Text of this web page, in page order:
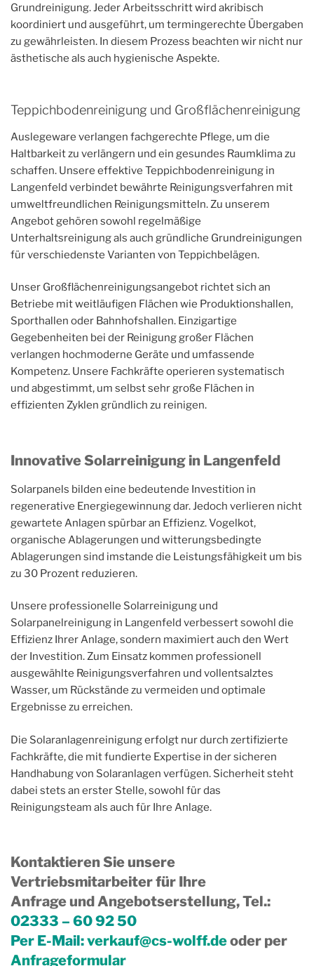
Grundreinigung. Jeder Arbeitsschritt wird akribisch
koordiniert und ausgeführt, um termingerechte Übergaben
zu gewährleisten. In diesem Prozess beachten wir nicht nur
ästhetische als auch hygienische Aspekte.
Teppichbodenreinigung und Großflächenreinigung
Auslegeware verlangen fachgerechte Pflege, um die
Haltbarkeit zu verlängern und ein gesundes Raumklima zu
schaffen. Unsere effektive Teppichbodenreinigung in
Langenfeld verbindet bewährte Reinigungsverfahren mit
umweltfreundlichen Reinigungsmitteln. Zu unserem
Angebot gehören sowohl regelmäßige
Unterhaltsreinigung als auch gründliche Grundreinigungen
für verschiedenste Varianten von Teppichbelägen.
Unser Großflächenreinigungsangebot richtet sich an
Betriebe mit weitläufigen Flächen wie Produktionshallen,
Sporthallen oder Bahnhofshallen. Einzigartige
Gegebenheiten bei der Reinigung großer Flächen
verlangen hochmoderne Geräte und umfassende
Kompetenz. Unsere Fachkräfte operieren systematisch
und abgestimmt, um selbst sehr große Flächen in
effizienten Zyklen gründlich zu reinigen.
Innovative Solarreinigung in Langenfeld
Solarpanels bilden eine bedeutende Investition in
regenerative Energiegewinnung dar. Jedoch verlieren nicht
gewartete Anlagen spürbar an Effizienz. Vogelkot,
organische Ablagerungen und witterungsbedingte
Ablagerungen sind imstande die Leistungsfähigkeit um bis
zu 30 Prozent reduzieren.
Unsere professionelle Solarreinigung und
Solarpanelreinigung in Langenfeld verbessert sowohl die
Effizienz Ihrer Anlage, sondern maximiert auch den Wert
der Investition. Zum Einsatz kommen professionell
ausgewählte Reinigungsverfahren und vollentsalztes
Wasser, um Rückstände zu vermeiden und optimale
Ergebnisse zu erreichen.
Die Solaranlagenreinigung erfolgt nur durch zertifizierte
Fachkräfte, die mit fundierte Expertise in der sicheren
Handhabung von Solaranlagen verfügen. Sicherheit steht
dabei stets an erster Stelle, sowohl für das
Reinigungsteam als auch für Ihre Anlage.
Kontaktieren Sie unsere
Vertriebsmitarbeiter für Ihre
Anfrage und Angebotserstellung, Tel.:
02333 – 60 92 50
Per E-Mail:verkauf@cs-wolff.deoder per
Anfrageformular